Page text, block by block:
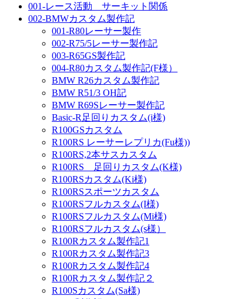
001-レース活動 サーキット関係
002-BMWカスタム製作記
001-R80レーサー製作
002-R75/5レーサー製作記
003-R65GS製作記
004-R80カスタム製作記(F様）
BMW R26カスタム製作記
BMW R51/3 OH記
BMW R69Sレーサー製作記
Basic-R足回りカスタム(i様)
R100GSカスタム
R100RS レーサーレプリカ(Fu様))
R100RS,2本サスカスタム
R100RS 足回りカスタム(K様)
R100RSカスタム(Ki様)
R100RSスポーツカスタム
R100RSフルカスタム(I様)
R100RSフルカスタム(Mi様)
R100RSフルカスタム(s様）
R100Rカスタム製作記1
R100Rカスタム製作記3
R100Rカスタム製作記4
R100Rカスタム製作記２
R100Sカスタム(Sa様)